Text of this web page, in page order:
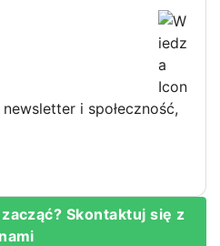
i społeczność,
Skontaktuj się z
nami